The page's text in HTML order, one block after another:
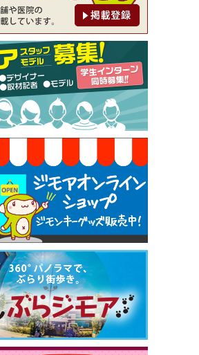
②】初回割引 特価 鼻毛脱毛 半額 2,2
（メンズ専門ワックス脱毛サロン Mi
ル））
月30日
特典①】まつ毛カール 3,850円→ 2,7
（プルミエール））
月30日
サービス（餃子酒場たっちゃん 西
30日